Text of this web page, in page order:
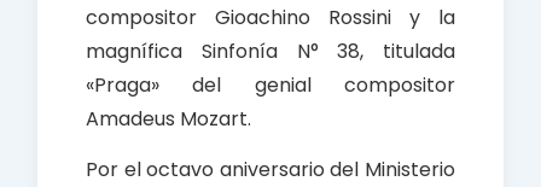
compositor Gioachino Rossini y la
magnífica Sinfonía N° 38, titulada
«Praga» del genial compositor
Amadeus Mozart.
Por el octavo aniversario del Ministerio